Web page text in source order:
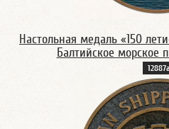
Настольная медаль «150
Балтийское морское
12887а